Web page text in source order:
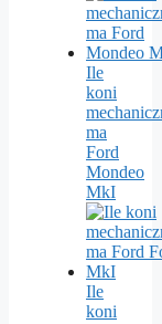
Ile
koni
ma
Ford
Mondeo
MkI
Ile
koni